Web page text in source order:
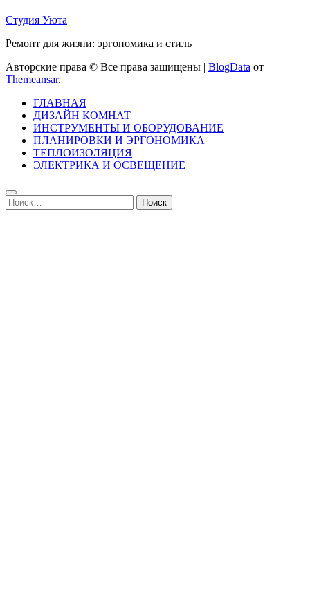
Студия Уюта
Ремонт для жизни: эргономика и стиль
Авторские права © Все права защищены | BlogData от
Themeansar.
ГЛАВНАЯ
ДИЗАЙН КОМНАТ
ИНСТРУМЕНТЫ И ОБОРУДОВАНИЕ
ПЛАНИРОВКИ И ЭРГОНОМИКА
ТЕПЛОИЗОЛЯЦИЯ
ЭЛЕКТРИКА И ОСВЕЩЕНИЕ
Найти: